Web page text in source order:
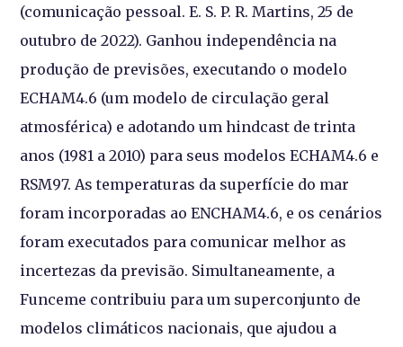
(comunicação pessoal. E. S. P. R. Martins, 25 de
outubro de 2022). Ganhou independência na
produção de previsões, executando o modelo
ECHAM4.6 (um modelo de circulação geral
atmosférica) e adotando um hindcast de trinta
anos (1981 a 2010) para seus modelos ECHAM4.6 e
RSM97. As temperaturas da superfície do mar
foram incorporadas ao ENCHAM4.6, e os cenários
foram executados para comunicar melhor as
incertezas da previsão. Simultaneamente, a
Funceme contribuiu para um superconjunto de
modelos climáticos nacionais, que ajudou a